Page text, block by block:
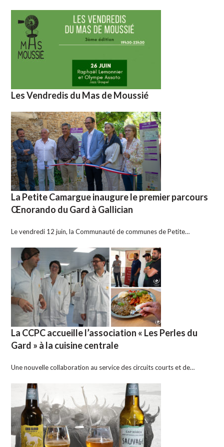
Les Vendredis du Mas de Moussié
La Petite Camargue inaugure le premier parcours
Œnorando du Gard à Gallician
Le vendredi 12 juin, la Communauté de communes de Petite…
La CCPC accueille l’association « Les Perles du
Gard » à la cuisine centrale
Une nouvelle collaboration au service des circuits courts et de…